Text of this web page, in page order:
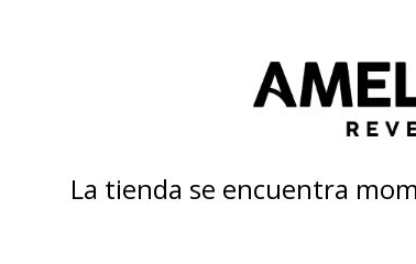
La tienda se encuentra